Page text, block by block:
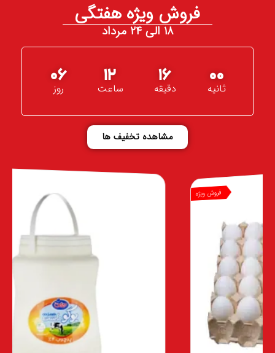
فروش ویژه هفتگی
۱۸ الی ۲۴ مرداد
06
روز
12
ساعت
15
دقیقه
59
ثانیه
مشاهده تخفیف ها